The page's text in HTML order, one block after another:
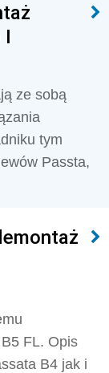
I
ze sobą
tym
Passta,
FL. Opis
B4 jak i